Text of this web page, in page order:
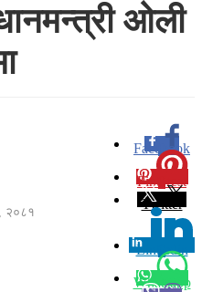
ओली
२०८१
Facebook
0
Pinterest
Twitter
Linkedin
0
Whatsapp